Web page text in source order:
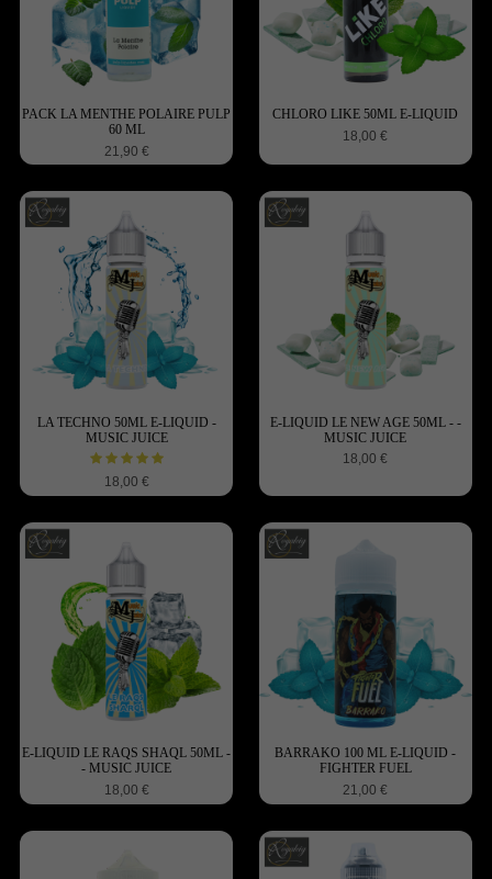
PACK LA MENTHE POLAIRE PULP
60 ML
21,90 €
CHLORO LIKE 50ML E-LIQUID
18,00 €
LA TECHNO 50ML E-LIQUID -
MUSIC JUICE
18,00 €
E-LIQUID LE NEW AGE 50ML - -
MUSIC JUICE
18,00 €
E-LIQUID LE RAQS SHAQL 50ML -
- MUSIC JUICE
18,00 €
BARRAKO 100 ML E-LIQUID -
FIGHTER FUEL
21,00 €